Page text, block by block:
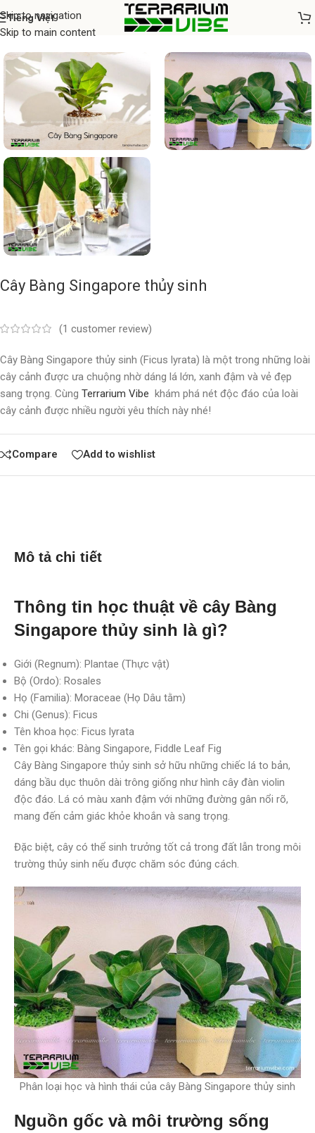
Skip to navigation
Skip to main content
Tiếng Việt
Home/Cây thủy sinh
Cây Bàng Singapore thủy sinh
(1 customer review)
Cây Bàng Singapore thủy sinh (Ficus lyrata) là một trong những loài
cây cảnh được ưa chuộng nhờ dáng lá lớn, xanh đậm và vẻ đẹp
sang trọng. Cùng Terrarium Vibe khám phá nét độc đáo của loài
cây cảnh được nhiều người yêu thích này nhé!
Compare Add to wishlist
Mô tả chi tiết
Thông tin học thuật về cây Bàng
Singapore thủy sinh là gì?
Giới (Regnum): Plantae (Thực vật)
Bộ (Ordo): Rosales
Họ (Familia): Moraceae (Họ Dâu tằm)
Chi (Genus): Ficus
Tên khoa học: Ficus lyrata
Tên gọi khác: Bàng Singapore, Fiddle Leaf Fig
Cây Bàng Singapore thủy sinh sở hữu những chiếc lá to bản,
dáng bầu dục thuôn dài trông giống như hình cây đàn violin
độc đáo. Lá có màu xanh đậm với những đường gân nổi rõ,
mang đến cảm giác khỏe khoắn và sang trọng.
Đặc biệt, cây có thể sinh trưởng tốt cả trong đất lẫn trong môi
trường thủy sinh nếu được chăm sóc đúng cách.
Phân loại học và hình thái của cây Bàng Singapore thủy sinh
Nguồn gốc và môi trường sống